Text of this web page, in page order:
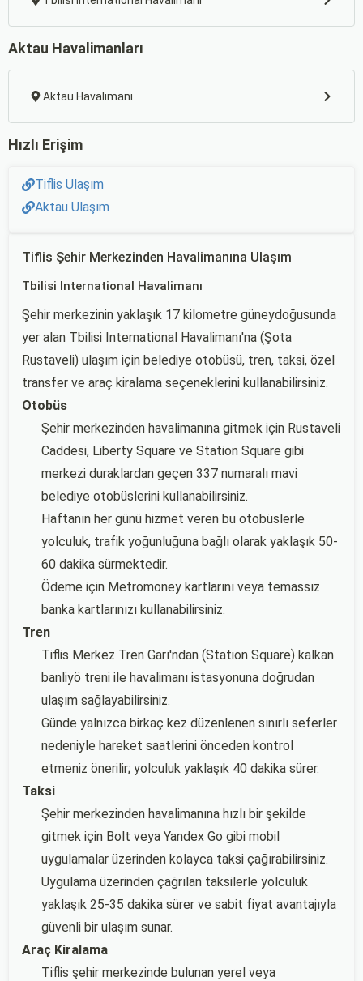
Aktau Havalimanları
Aktau Havalimanı
Hızlı Erişim
Tiflis Ulaşım
Aktau Ulaşım
Tiflis Şehir Merkezinden Havalimanına Ulaşım
Tbilisi International Havalimanı
Şehir merkezinin yaklaşık 17 kilometre güneydoğusunda
yer alan Tbilisi International Havalimanı'na (Şota
Rustaveli) ulaşım için belediye otobüsü, tren, taksi, özel
transfer ve araç kiralama seçeneklerini kullanabilirsiniz.
Otobüs
Şehir merkezinden havalimanına gitmek için Rustaveli
Caddesi, Liberty Square ve Station Square gibi
merkezi duraklardan geçen 337 numaralı mavi
belediye otobüslerini kullanabilirsiniz.
Haftanın her günü hizmet veren bu otobüslerle
yolculuk, trafik yoğunluğuna bağlı olarak yaklaşık 50-
60 dakika sürmektedir.
Ödeme için Metromoney kartlarını veya temassız
banka kartlarınızı kullanabilirsiniz.
Tren
Tiflis Merkez Tren Garı'ndan (Station Square) kalkan
banliyö treni ile havalimanı istasyonuna doğrudan
ulaşım sağlayabilirsiniz.
Günde yalnızca birkaç kez düzenlenen sınırlı seferler
nedeniyle hareket saatlerini önceden kontrol
etmeniz önerilir; yolculuk yaklaşık 40 dakika sürer.
Taksi
Şehir merkezinden havalimanına hızlı bir şekilde
gitmek için Bolt veya Yandex Go gibi mobil
uygulamalar üzerinden kolayca taksi çağırabilirsiniz.
Uygulama üzerinden çağrılan taksilerle yolculuk
yaklaşık 25-35 dakika sürer ve sabit fiyat avantajıyla
güvenli bir ulaşım sunar.
Araç Kiralama
Tiflis şehir merkezinde bulunan yerel veya